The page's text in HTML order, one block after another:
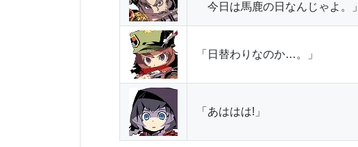
今日は馬鹿の日なんじゃよ。」
「日替わりなのか…。」
「あははは!」